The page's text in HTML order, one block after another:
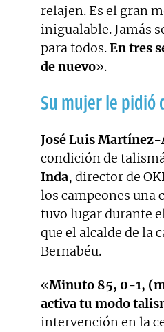
relajen. Es el gran
inigualable. Jamás
para todos.En tres
de nuevo».
Su mujer le pidió
José Luis
condición de
Inda, director de
los campeones una
tuvo lugar durante
que el alcalde de la
Bernabéu.
«Minuto 85, 0-1,
activa tu modo
intervención en la